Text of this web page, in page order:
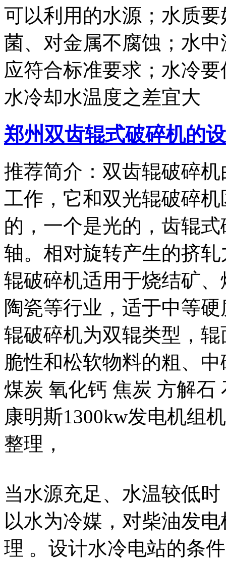
可以利用的水源；水质
菌、对金属不腐蚀；水
应符合标准要求；水冷
水冷却水温度之差宜大
郑州双齿辊式破碎机的
推荐简介：双齿辊破碎
工作，它和双光辊破碎
的，一个是光的，齿辊
轴。相对旋转产生的挤
辊破碎机适用于烧结矿
陶瓷等行业，适于中等
辊破碎机为双辊类型，
脆性和松软物料的粗、
煤炭 氧化钙 焦炭 方解石
康明斯1300kw发电机组
整理，
当水源充足、水温较低
以水为冷媒，对柴油发
理 。设计水冷电站的条